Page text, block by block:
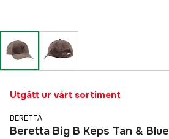
Utgått ur vårt sortiment
BERETTA
Beretta Big B Keps Tan & Blue